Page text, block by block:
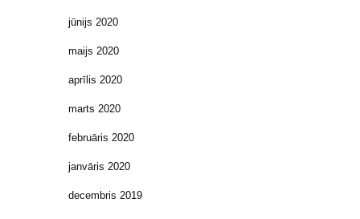
jūnijs 2020
maijs 2020
aprīlis 2020
marts 2020
februāris 2020
janvāris 2020
decembris 2019